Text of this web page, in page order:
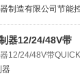
制造有限公司节能
器12/24/48V带
12/24/48V带
器